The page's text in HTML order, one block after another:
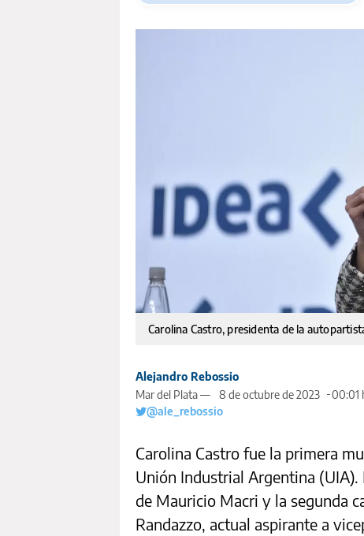
Carolina Castro, presidenta de la
Alejandro Rebossio
Mar del Plata —
8 de octubre de 2023 00:01
@ale_rebossio
Carolina Castro fue la primera
Unión Industrial Argentina
de Mauricio Macri y la segunda
Randazzo, actual aspirante a